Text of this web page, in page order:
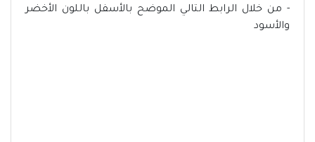
- من خلال الرابط التالي الموضح بالأسفل باللون الأخضر
والأسود